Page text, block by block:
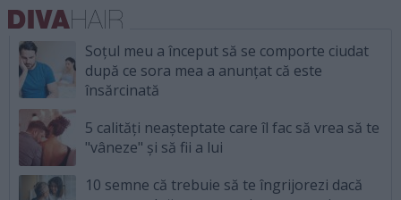
Soțul meu a început să se comporte ciudat
după ce sora mea a anunțat că este
însărcinată
5 calități neașteptate care îl fac să vrea să te
"vâneze" și să fii a lui
10 semne că trebuie să te îngrijorezi dacă